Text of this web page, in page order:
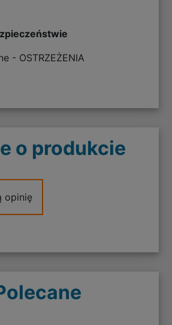
- OSTRZEŻENIA
o produkcie
opinię